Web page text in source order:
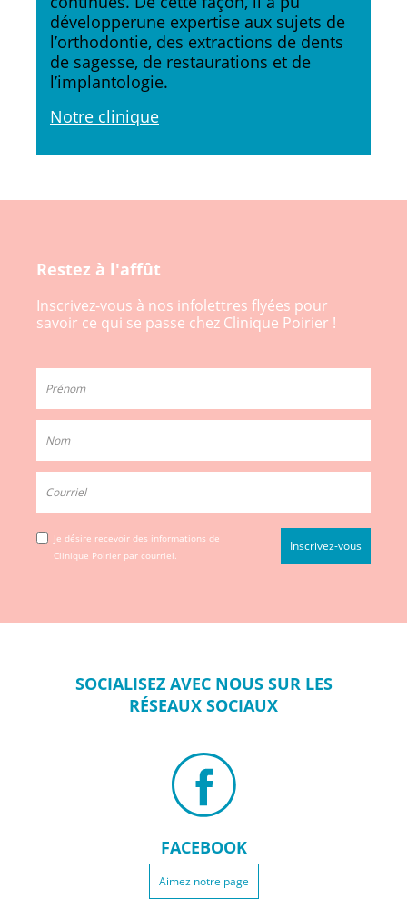
développerune expertise aux sujets de
l’orthodontie, des extractions de dents
de sagesse, de restaurations et de
l’implantologie.
Notre clinique
Restez à l'affût
Inscrivez-vous à nos infolettres flyées pour
savoir ce qui se passe chez Clinique Poirier !
Je désire recevoir des informations de
Clinique Poirier par courriel.
SOCIALISEZ AVEC NOUS SUR LES
RÉSEAUX SOCIAUX
FACEBOOK
Aimez notre page